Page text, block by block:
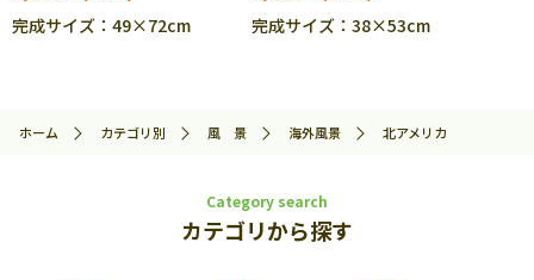
完成サイズ：49×72cm 完成サイズ：38×53cm
ホーム カテゴリ別 風 景 海外風景 北アメリカ
Category search
カテゴリから探す